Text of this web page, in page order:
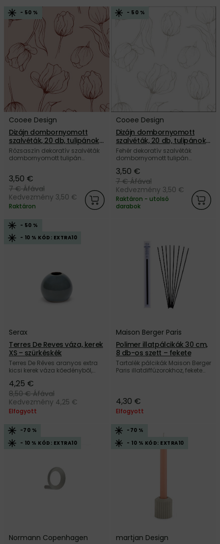
- 50 %
Cooee Design
Dizájn dombornyomott
szalvéták, 20 db, tulipánok
– rózsaszín
Rózsaszín dekoratív szalvéták
dombornyomott tulipán
3,50 €
7 €Áfával
Kedvezmény 3,50 €
Raktáron
- 50 %
Cooee Design
Dizájn dombornyomott
szalvéták, 20 db, tulipánok
– fehér
Fehér dekoratív szalvéták
dombornyomott tulipán
Design márkától.
3,50 €
7 €Áfával
Kedvezmény 3,50 €
Raktáron - utolsó
darabok
- 50 %
- 10 % KÓD: EXTRA10
Serax
Terres De Reves váza, kerek
XS – szürkéskék
Terres De Rêves aranyos extra
kicsi kerek váza kőedényből,
Serax márkától.
4,25 €
8,50 €Áfával
Kedvezmény 4,25 €
Elfogyott
Maison Berger Paris
Polimer illatpálcikák 30 cm,
8 db-os szett – fekete
Tartalék pálcikák Maison Berger
Paris illatdiffúzorokhoz, fekete
4,30 €
Elfogyott
-70 %
- 10 % KÓD: EXTRA10
Normann Copenhagen
-70 %
- 10 % KÓD: EXTRA10
martjan Design